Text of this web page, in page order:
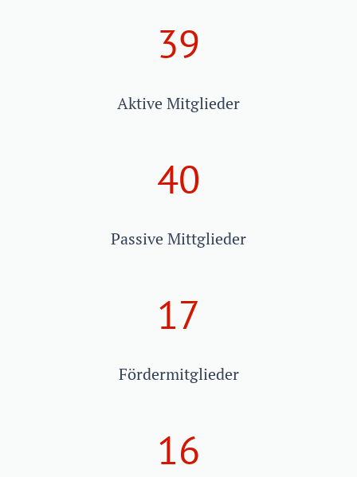
39
Aktive Mitglieder
40
Passive Mittglieder
17
Fördermitglieder
16